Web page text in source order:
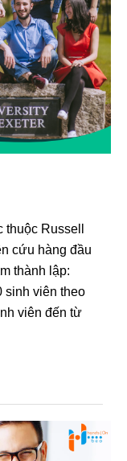
Russell
cứu hàng đầu
thành lập:
sinh viên theo
viên đến từ